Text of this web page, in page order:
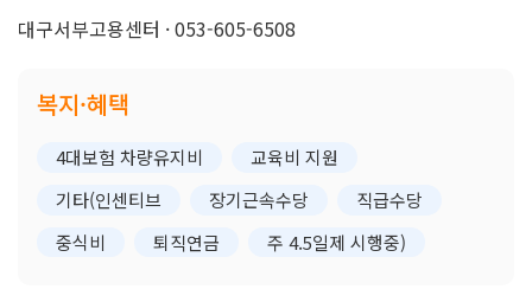
대구서부고용센터 · 053-605-6508
복지·혜택
4대보험 차량유지비
교육비 지원
기타(인센티브
장기근속수당
직급수당
중식비
퇴직연금 주 4.5일제 시행중)